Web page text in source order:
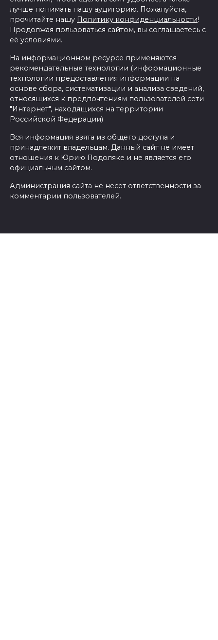
лучше понимать нашу аудиторию. Пожалуйста,
прочитайте нашу Политику конфиденциальности!
Продолжая пользоваться сайтом, вы соглашаетесь с
её условиями.
На информационном ресурсе применяются
рекомендательные технологии (информационные
технологии предоставления информации на
основе сбора, систематизации и анализа сведений,
относящихся к предпочтениям пользователей сети
"Интернет", находящихся на территории
Российской Федерации)
Вся информация взята из общего доступа и
принадлежит владельцам. Данный сайт не имеет
отношения к Юрию Подоляке и не является его
официальным сайтом.
Администрация сайта не несёт ответственности за
комментарии пользователей.